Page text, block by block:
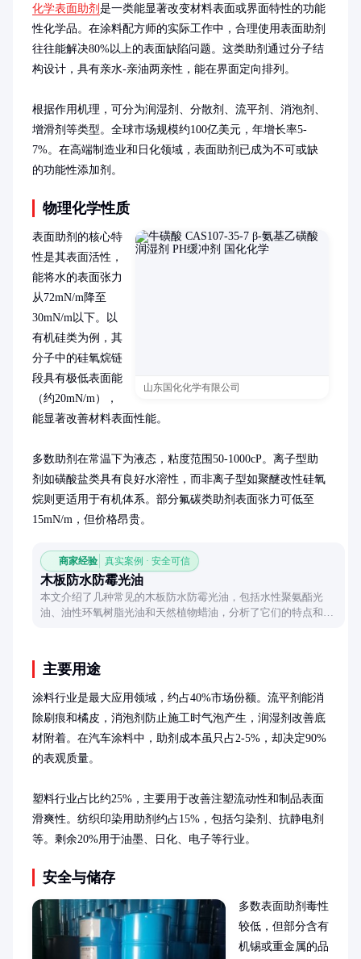
化学表面助剂 是一类能显著改变材料表面或界面特性的功能
性化学品。在涂料配方师的实际工作中，合理使用表面助剂
往往能解决80%以上的表面缺陷问题。这类助剂通过分子结
构设计，具有亲水-亲油两亲性，能在界面定向排列。
根据作用机理，可分为润湿剂、分散剂、流平剂、消泡剂、
增滑剂等类型。全球市场规模约100亿美元，年增长率5-
7%。在高端制造业和日化领域，表面助剂已成为不可或缺
的功能性添加剂。
物理化学性质
山东国化化学有限公司
表面助剂的核心特
性是其表面活性，
能将水的表面张力
从72mN/m降至
30mN/m以下。以
有机硅类为例，其
分子中的硅氧烷链
段具有极低表面能
（约20mN/m），
能显著改善材料表面性能。
多数助剂在常温下为液态，粘度范围50-1000cP。离子型助
剂如磺酸盐类具有良好水溶性，而非离子型如聚醚改性硅氧
烷则更适用于有机体系。部分氟碳类助剂表面张力可低至
15mN/m，但价格昂贵。
商家经验 真实案例 · 安全可信
木板防水防霉光油
本文介绍了几种常见的木板防水防霉光油，包括水性聚氨酯光
油、油性环氧树脂光油和天然植物蜡油，分析了它们的特点和适
主要用途
涂料行业是最大应用领域，约占40%市场份额。流平剂能消
除刷痕和橘皮，消泡剂防止施工时气泡产生，润湿剂改善底
材附着。在汽车涂料中，助剂成本虽只占2-5%，却决定90%
的表观质量。
塑料行业占比约25%，主要用于改善注塑流动性和制品表面
滑爽性。纺织印染用助剂约占15%，包括匀染剂、抗静电剂
等。剩余20%用于油墨、日化、电子等行业。
安全与储存
多数表面助剂毒性
较低，但部分含有
机锡或重金属的品